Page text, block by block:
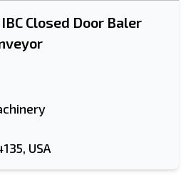
Closed Door Baler
USA
mobilenhet